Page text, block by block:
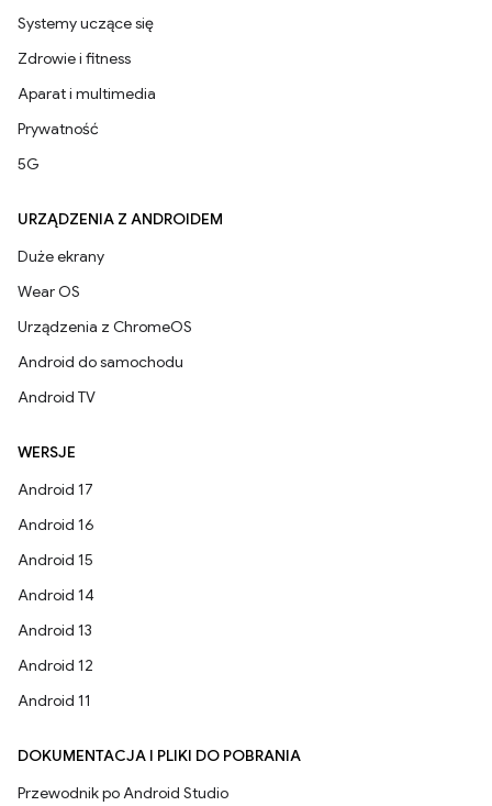
Systemy uczące się
Zdrowie i fitness
Aparat i multimedia
Prywatność
5G
URZĄDZENIA Z ANDROIDEM
Duże ekrany
Wear OS
Urządzenia z ChromeOS
Android do samochodu
Android TV
WERSJE
Android 17
Android 16
Android 15
Android 14
Android 13
Android 12
Android 11
DOKUMENTACJA I PLIKI DO POBRANIA
Przewodnik po Android Studio